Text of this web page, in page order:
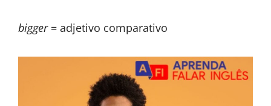
bigger= adjetivo comparativo